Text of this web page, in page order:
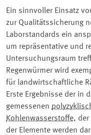
Ein sinnvoller Einsatz
zur Qualitätssicherung
Laborstandards ein
um repräsentative und
Untersuchungsraum
Regenwürmer wird
für landwirtschaftliche
Erste Ergebnisse der in
gemessenen
Kohlenwasserstoffe, der
der Elemente werden